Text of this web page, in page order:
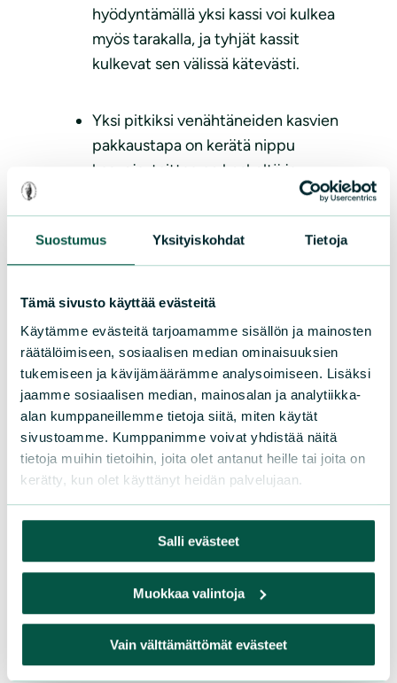
Suostumus Yksityiskohdat Tietoja
Tämä sivusto käyttää evästeitä
Käytämme evästeitä tarjoamamme sisällön ja mainosten
räätälöimiseen, sosiaalisen median ominaisuuksien
tukemiseen ja kävijämäärämme analysoimiseen. Lisäksi
jaamme sosiaalisen median, mainosalan ja analytiikka-
alan kumppaneillemme tietoja siitä, miten käytät
sivustoamme. Kumppanimme voivat yhdistää näitä
tietoja muihin tietoihin, joita olet antanut heille tai joita on
kerätty, kun olet käyttänyt heidän palvelujaan.
Salli evästeet
Muokkaa valintoja
Vain välttämättömät evästeet
hyödyntämällä yksi kassi voi kulkea
myös tarakalla, ja tyhjät kassit
kulkevat sen välissä kätevästi.
Yksi pitkiksi venähtäneiden kasvien
pakkaustapa on kerätä nippu
kasveja, taittaa ne keskeltä ja
tunkea ne taitos edeltä kassiin.
Mäki-/rinnekohteissa kitkettäessä
alamäen puolella.
Lupiineja kitkiessä voit halutessasi
keskittyä kukkavarsiin, mutta
lehtiäkin vähentämällä lupiinien
kasvuvoima heikkenee ja
luonnonkasvit saavat enemmän
tilaa ja valoa.
Syrjäisemmissä paikoissa voi
käyttää viikatetta tai raivausveistä
omalla vastuulla, etenkin jos olet
sopinut maanomistajan kanssa
tästä työtavasta.